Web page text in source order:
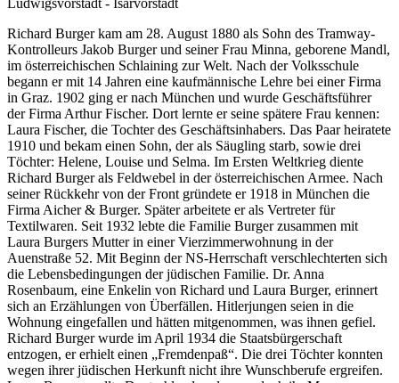
Ludwigsvorstadt - Isarvorstadt
Richard Burger kam am 28. August 1880 als Sohn des Tramway-
Kontrolleurs Jakob Burger und seiner Frau Minna, geborene Mandl,
im österreichischen Schlaining zur Welt. Nach der Volksschule
begann er mit 14 Jahren eine kaufmännische Lehre bei einer Firma
in Graz. 1902 ging er nach München und wurde Geschäftsführer
der Firma Arthur Fischer. Dort lernte er seine spätere Frau kennen:
Laura Fischer, die Tochter des Geschäftsinhabers. Das Paar heiratete
1910 und bekam einen Sohn, der als Säugling starb, sowie drei
Töchter: Helene, Louise und Selma. Im Ersten Weltkrieg diente
Richard Burger als Feldwebel in der österreichischen Armee. Nach
seiner Rückkehr von der Front gründete er 1918 in München die
Firma Aicher & Burger. Später arbeitete er als Vertreter für
Textilwaren. Seit 1932 lebte die Familie Burger zusammen mit
Laura Burgers Mutter in einer Vierzimmerwohnung in der
Auenstraße 52. Mit Beginn der NS-Herrschaft verschlechterten sich
die Lebensbedingungen der jüdischen Familie. Dr. Anna
Rosenbaum, eine Enkelin von Richard und Laura Burger, erinnert
sich an Erzählungen von Überfällen. Hitlerjungen seien in die
Wohnung eingefallen und hätten mitgenommen, was ihnen gefiel.
Richard Burger wurde im April 1934 die Staatsbürgerschaft
entzogen, er erhielt einen „Fremdenpaß“. Die drei Töchter konnten
wegen ihrer jüdischen Herkunft nicht ihre Wunschberufe ergreifen.